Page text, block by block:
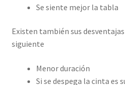
Se siente mejor la tabla
Existen también sus
siguiente
Menor duración
Si se despega la cinta es